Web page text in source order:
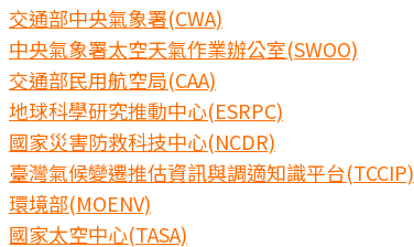
交通部中央氣象署(CWA)
中央氣象署太空天氣作業辦公室(SWOO)
交通部民用航空局(CAA)
地球科學研究推動中心(ESRPC)
國家災害防救科技中心(NCDR)
臺灣氣候變遷推估資訊與調適知識平台(TCCIP)
環境部(MOENV)
國家太空中心(TASA)